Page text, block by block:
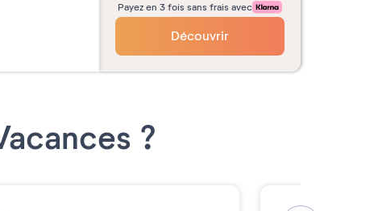
Payez en 3 fois sans frais avec
Découvrir
?
Vacances